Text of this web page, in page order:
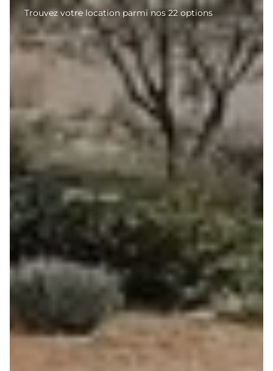
Trouvez votre location parmi nos 22 options